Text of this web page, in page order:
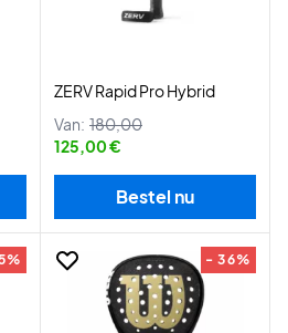
ZERV Rapid Pro Hybrid
Van: 180,00
125,00 €
Bestel nu
- 36%